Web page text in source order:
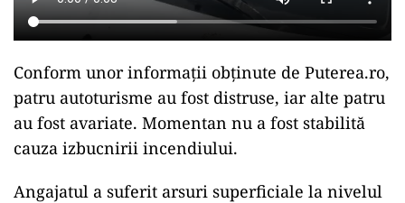
Conform unor informații obținute de Puterea.ro,
patru autoturisme au fost distruse, iar alte patru
au fost avariate. Momentan nu a fost stabilită
cauza izbucnirii incendiului.
Angajatul a suferit arsuri superficiale la nivelul